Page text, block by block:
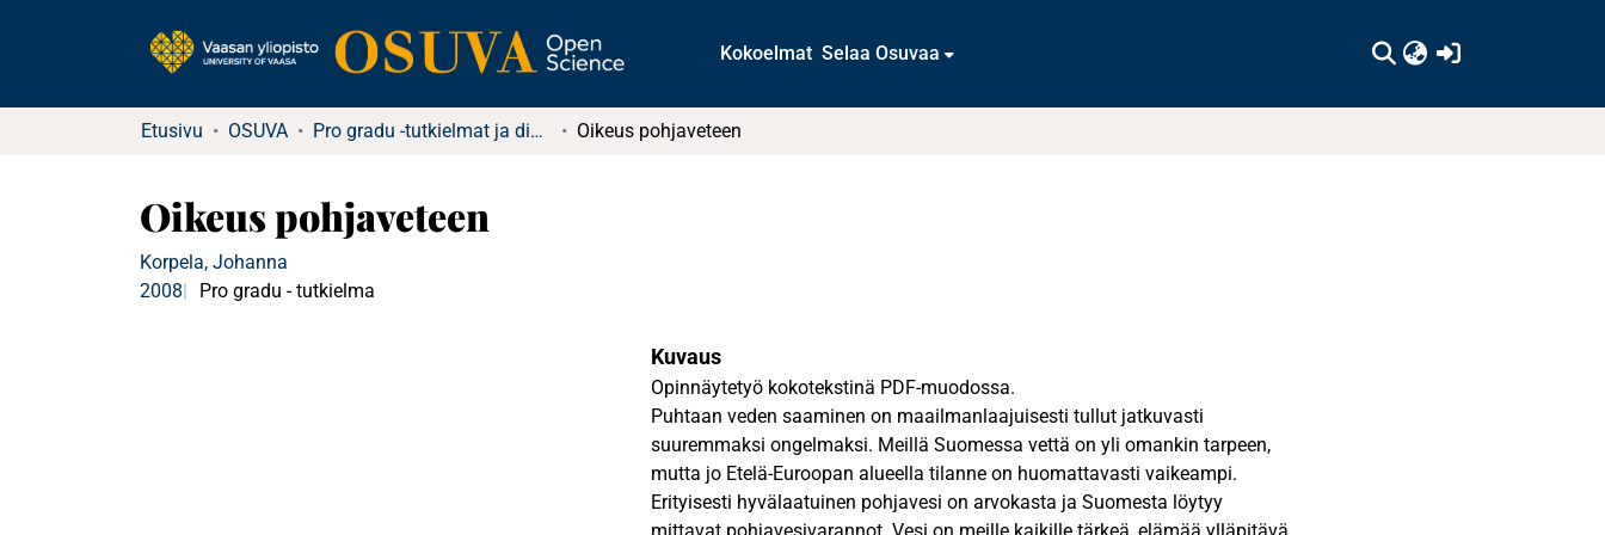
Kokoelmat Selaa Osuvaa
Etusivu OSUVA Pro gradu -tutkielmat ja diplomityöt (rajattu saatavuus) Oikeus pohjaveteen
Oikeus pohjaveteen
Korpela, Johanna
2008
Pro gradu - tutkielma
Kuvaus
Opinnäytetyö kokotekstinä PDF-muodossa.
Puhtaan veden saaminen on maailmanlaajuisesti tullut jatkuvasti
suuremmaksi ongelmaksi. Meillä Suomessa vettä on yli omankin tarpeen,
mutta jo Etelä-Euroopan alueella tilanne on huomattavasti vaikeampi.
Erityisesti hyvälaatuinen pohjavesi on arvokasta ja Suomesta löytyy